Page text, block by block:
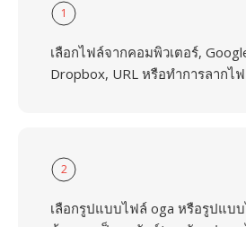
1
เลือกไฟล์จากคอมพิวเตอร์,
Dropbox, URL หรือทำการลากไ
2
เลือกรูปแบบไฟล์ oga หรือรูปแบ